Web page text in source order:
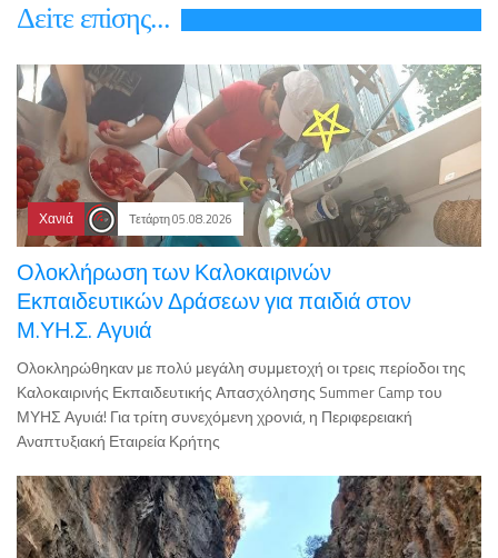
Δεiτε επiσης...
Χανιά Τετάρτη 05.08.2026
Ολοκλήρωση των Καλοκαιρινών
Εκπαιδευτικών Δράσεων για παιδιά στον
Μ.ΥΗ.Σ. Αγυιά
Ολοκληρώθηκαν με πολύ μεγάλη συμμετοχή οι τρεις περίοδοι της
Καλοκαιρινής Εκπαιδευτικής Απασχόλησης Summer Camp του
ΜΥΗΣ Αγυιά! Για τρίτη συνεχόμενη χρονιά, η Περιφερειακή
Αναπτυξιακή Εταιρεία Κρήτης